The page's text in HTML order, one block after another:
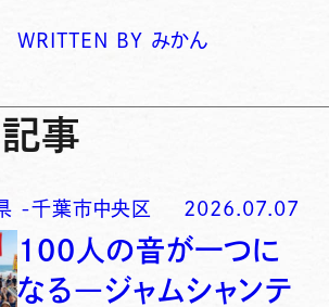
WRITTEN BY みかん
事
-千葉市中央区 2026.07.07
100人の音が一つに
なる―ジャムシャンテ